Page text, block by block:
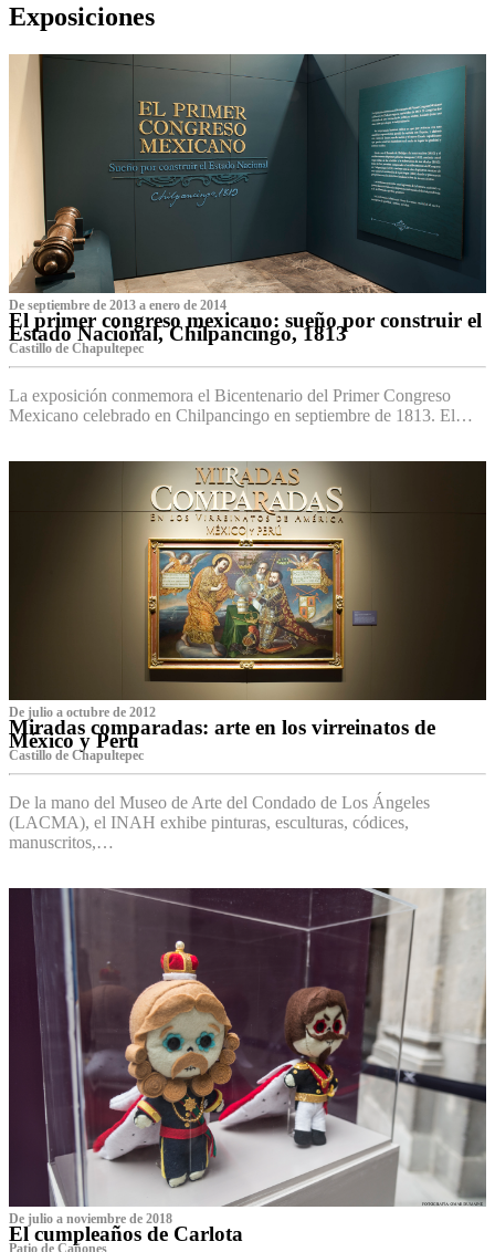
Exposiciones
De septiembre de 2013 a enero de 2014
El primer congreso mexicano: sueño por construir el
Estado Nacional, Chilpancingo, 1813
Castillo de Chapultepec
La exposición conmemora el Bicentenario del Primer Congreso
Mexicano celebrado en Chilpancingo en septiembre de 1813. El…
De julio a octubre de 2012
Miradas comparadas: arte en los virreinatos de
México y Perú
Castillo de Chapultepec
De la mano del Museo de Arte del Condado de Los Ángeles
(LACMA), el INAH exhibe pinturas, esculturas, códices,
manuscritos,…
De julio a noviembre de 2018
El cumpleaños de Carlota